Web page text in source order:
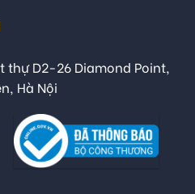
thự D2-26 Diamond Point,
Hà Nội